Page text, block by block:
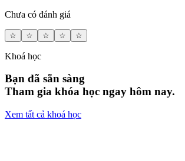
Chưa có đánh giá
☆ ☆ ☆ ☆ ☆
Khoá học
Bạn đã sẵn sàng
Tham gia khóa học ngay hôm nay.
Xem tất cả khoá học